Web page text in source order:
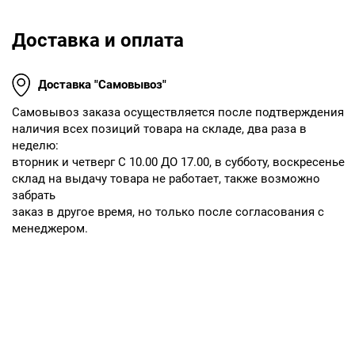
Доставка и оплата
Доставка "Самовывоз"
Cамовывоз заказа осуществляется после подтверждения
наличия всех позиций товара на складе, два раза в
неделю:
вторник и четверг С 10.00 ДО 17.00, в субботу, воскресенье
склад на выдачу товара не работает, также возможно
забрать
заказ в другое время, но только после согласования с
менеджером.